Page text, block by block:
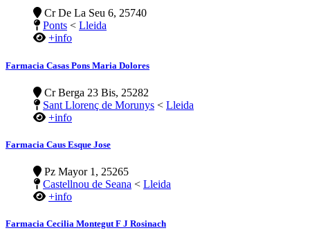
Cr De La Seu 6, 25740
Ponts < Lleida
+info
Farmacia Casas Pons Maria Dolores
Cr Berga 23 Bis, 25282
Sant Llorenç de Morunys < Lleida
+info
Farmacia Caus Esque Jose
Pz Mayor 1, 25265
Castellnou de Seana < Lleida
+info
Farmacia Cecilia Montegut F J Rosinach